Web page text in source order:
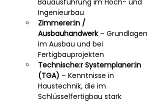
Ingenieurbau
Zimmerer:in /
Ausbauhandwerk – Grundlagen
im Ausbau und bei
Fertigbauprojekten
Technische:r Systemplaner:in
(TGA) – Kenntnisse in
Haustechnik, die im
Schlüsselfertigbau stark